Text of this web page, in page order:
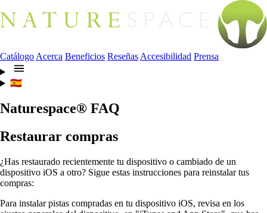
Catálogo Acerca Beneficios Reseñas Accesibilidad Prensa
🇪🇸
Naturespace® FAQ
Restaurar compras
¿Has restaurado recientemente tu dispositivo o cambiado de un
dispositivo iOS a otro? Sigue estas instrucciones para reinstalar tus
compras:
Para instalar pistas compradas en tu dispositivo iOS, revisa en los